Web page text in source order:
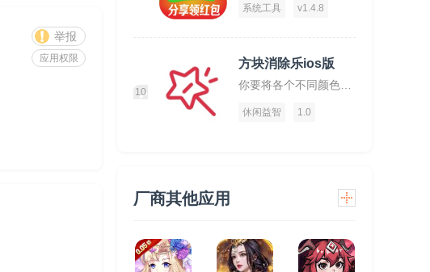
举报
应用权限
系统工具 v1.4.8
10
方块消除乐ios版
休闲益智 1.0
厂商其他应用